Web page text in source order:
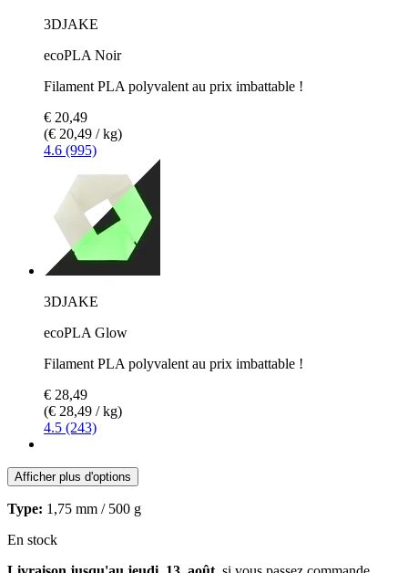
3DJAKE
ecoPLA Noir
Filament PLA polyvalent au prix imbattable !
€ 20,49
(€ 20,49 / kg)
4.6 (995)
3DJAKE
ecoPLA Glow
Filament PLA polyvalent au prix imbattable !
€ 28,49
(€ 28,49 / kg)
4.5 (243)
Afficher plus d'options
Type: 1,75 mm / 500 g
En stock